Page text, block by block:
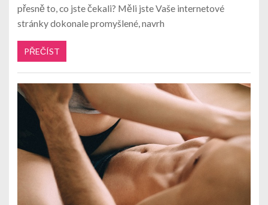
přesně to, co jste čekali? Měli jste Vaše internetové
stránky dokonale promyšlené, navrh
PŘEČÍST